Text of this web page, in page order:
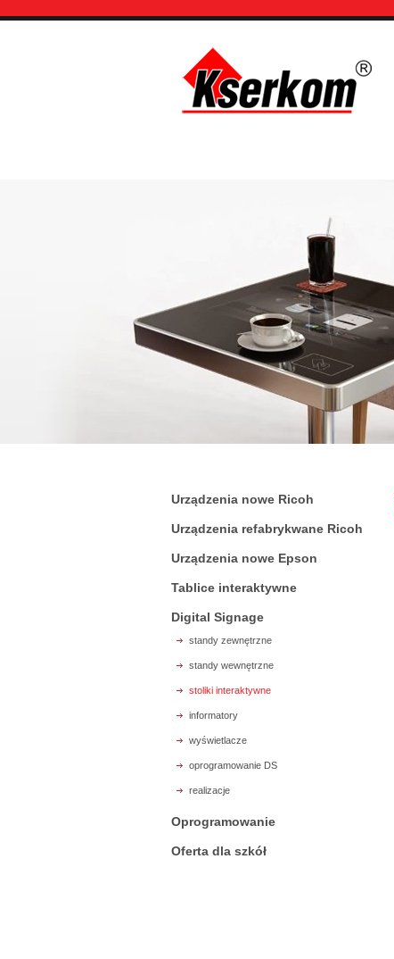
Urządzenia nowe Ricoh
Urządzenia refabrykwane Ricoh
Urządzenia nowe Epson
Tablice interaktywne
Digital Signage
standy zewnętrzne
standy wewnętrzne
stoliki interaktywne
informatory
wyświetlacze
oprogramowanie DS
realizacje
Oprogramowanie
Oferta dla szkół